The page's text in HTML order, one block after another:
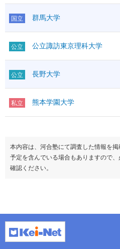
国立 群馬大学
公立 公立諏訪東京理科大学
公立 長野大学
私立 熊本学園大学
本内容は、河合塾にて調査した情報を
予定を含んでいる場合もありますので
確認ください。